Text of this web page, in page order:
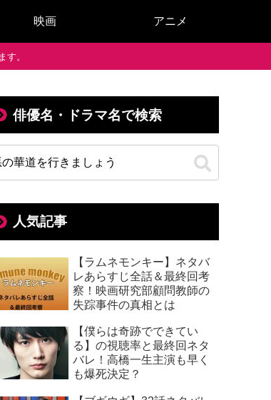
映画 アニメ
す。
俳優名・ドラマ名で検索
人気記事
【ラムネモンキー】ネタバ
レあらすじ全話＆最終回考
察！映画研究部顧問教師の
失踪事件の真相とは
【僕らは奇跡でできてい
る】の視聴率と最終回ネタ
バレ！高橋一生主演も早く
も爆死決定？